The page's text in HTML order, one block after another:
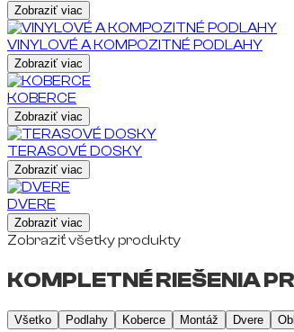
Zobraziť viac
VINYLOVÉ A KOMPOZITNÉ PODLAHY
Zobraziť viac
KOBERCE
Zobraziť viac
TERASOVÉ DOSKY
Zobraziť viac
DVERE
Zobraziť viac
Zobraziť všetky produkty
KOMPLETNÉ RIEŠENIA
Všetko Podlahy Koberce Montáž Dvere